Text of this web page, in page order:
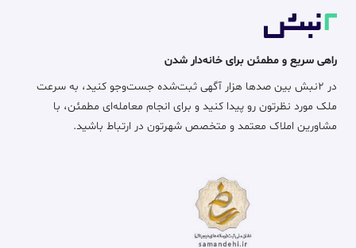
راهی سریع و مطمئن برای خانه‌دار شدن
در ۲نبش بین صدها هزار آگهی ثبت‌شده جست‌وجو کنید، به سرعت
ملک مورد نظرتون رو پیدا کنید و برای انجام معامله‌ای مطمئن، با
مشاورین املاک معتمد و متخصص شهرتون در ارتباط باشید.